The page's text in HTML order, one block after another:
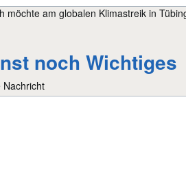
möchte am globalen Klimastreik in
noch Wichtiges
Nachricht